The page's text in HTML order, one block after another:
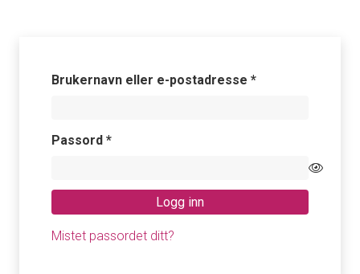
Brukernavn eller e-postadresse *Påkrevd
Passord *Påkrevd
Logg inn
Mistet passordet ditt?